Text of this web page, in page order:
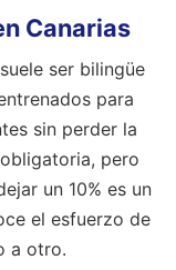
Canarias
ser bilingüe
para
sin perder la
pero
un 10% es un
el esfuerzo de
a otro.